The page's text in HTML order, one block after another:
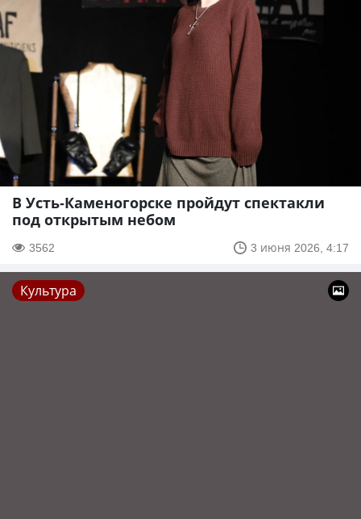
В Усть-Каменогорске пройдут спектакли
под открытым небом
3562 3 июня 2026, 4:17
Культура